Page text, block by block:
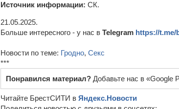
Источник информации: СК.
21.05.2025.
Больше интересного - у нас в Telegram https://t.me/
Новости по теме: Гродно, Секс
***
Понравился материал? Добавьте нас в «Google
Читайте БрестСИТИ в Яндекс.Новости